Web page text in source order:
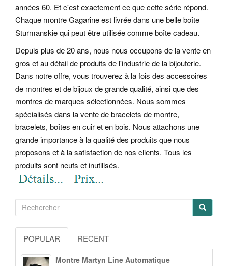
années 60. Et c'est exactement ce que cette série répond.
Chaque montre Gagarine est livrée dans une belle boîte
Sturmanskie qui peut être utilisée comme boîte cadeau.
Depuis plus de 20 ans, nous nous occupons de la vente en
gros et au détail de produits de l'industrie de la bijouterie.
Dans notre offre, vous trouverez à la fois des accessoires
de montres et de bijoux de grande qualité, ainsi que des
montres de marques sélectionnées. Nous sommes
spécialisés dans la vente de bracelets de montre,
bracelets, boîtes en cuir et en bois. Nous attachons une
grande importance à la qualité des produits que nous
proposons et à la satisfaction de nos clients. Tous les
produits sont neufs et inutilisés.
POPULAR RECENT
Montre Martyn Line Automatique